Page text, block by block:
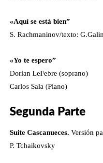
«Aquí se está bien”
S. Rachmaninov/texto:
«Yo te espero”
Dorian LeFebre (soprano)
Carlos Sala (Piano)
Segunda Parte
Suite Cascanueces. Versión
P. Tchaikovsky